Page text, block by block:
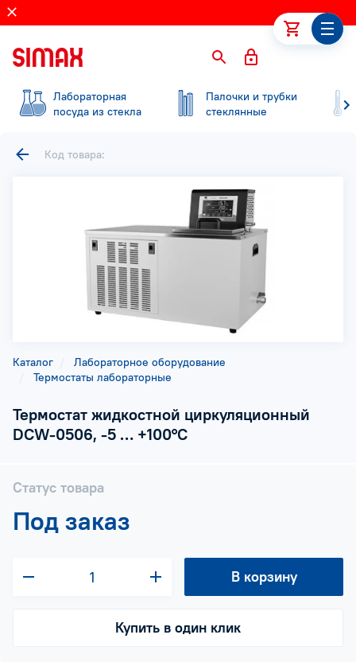
Лабораторная
посуда из стекла
Палочки и трубки
стеклянные
Каталог
Лабораторное оборудование
Термостаты лабораторные
Термостат жидкостной циркуляционный
DCW-0506, -5 … +100°С
Статус товара
Под заказ
В корзину
Купить в один клик
Код товара: